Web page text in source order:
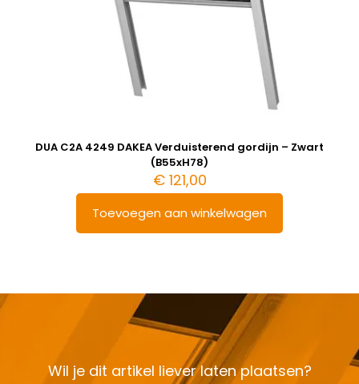
DUA C2A 4249 DAKEA Verduisterend gordijn – Zwart
(B55xH78)
€121,00
Toevoegen aan winkelwagen
Wil je dit artikel liever laten plaatsen?